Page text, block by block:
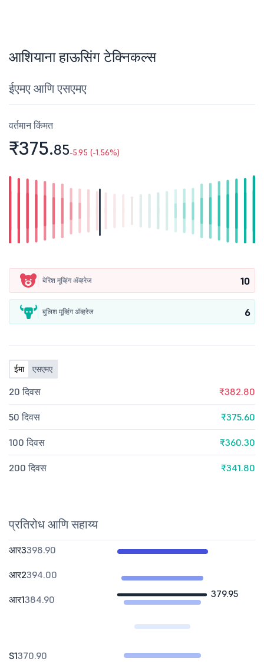
आशियाना हाऊसिंग टेक्निकल्स
ईएमए आणि एसएमए
वर्तमान किंमत
₹375.85-5.95 (-1.56%)
बेरिश मूव्हिंग ॲव्हरेज 10
बुलिश मूव्हिंग ॲव्हरेज 6
ईमा एसएमए
20 दिवस ₹382.80
50 दिवस ₹375.60
100 दिवस ₹360.30
200 दिवस ₹341.80
प्रतिरोध आणि सहाय्य
379.95
आर3398.90
आर2394.00
आर1384.90
S1370.90